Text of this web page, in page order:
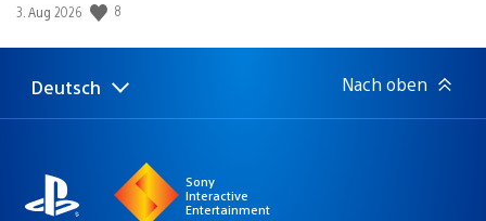
Veröffentlichungsdatum:
3. Aug 2026 8
Select
a
Aktuelle
Region:
Deutsch Nach oben
Sony
Interactive
Entertainment